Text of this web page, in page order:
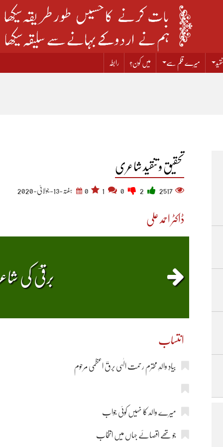
میرے قلم سے میں کون؟ رابطہ
تحقیق و تنقید شاعری
2517
0 ہفتہ-13-جولائی-2020
ڈاکٹر احمد علی
برقیؔ کی
انتساب
بیادِ والدِ محترم رحمت الٰہی برقؔ اعظمی مرحوم
میرے والد کا نہیں کوئی جواب
جو تھے اقصائے جہاں میں انتخاب